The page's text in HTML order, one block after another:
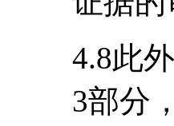
4.8此
3部分